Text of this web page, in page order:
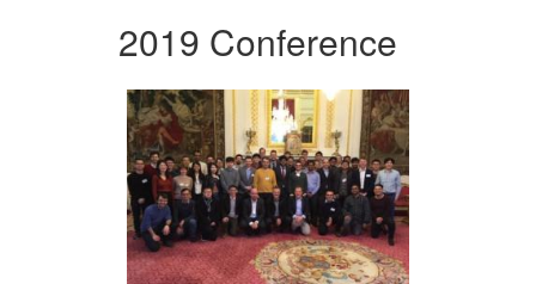
2019 Conference